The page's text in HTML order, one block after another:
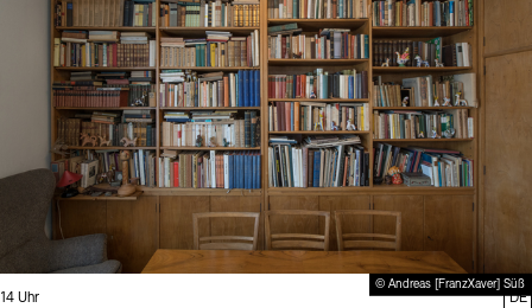
© Andreas [FranzXaver] Süß
Uhrzeit:
14 Uhr
DE